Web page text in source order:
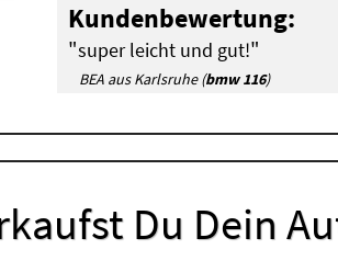
Kundenbewertung:
"super leicht und gut!"
BEA aus Karlsruhe (bmw 116)
Du Dein